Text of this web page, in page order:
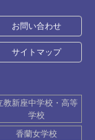
お問い合わせ
サイトマップ
教新座中学校・高等
学校
香蘭女学校